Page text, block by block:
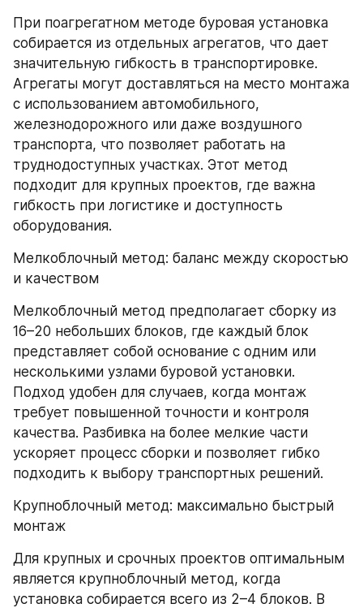
При поагрегатном методе буровая установка
собирается из отдельных агрегатов, что дает
значительную гибкость в транспортировке.
Агрегаты могут доставляться на место монтажа
с использованием автомобильного,
железнодорожного или даже воздушного
транспорта, что позволяет работать на
труднодоступных участках. Этот метод
подходит для крупных проектов, где важна
гибкость при логистике и доступность
оборудования.
Мелкоблочный метод: баланс между скоростью
и качеством
Мелкоблочный метод предполагает сборку из
16–20 небольших блоков, где каждый блок
представляет собой основание с одним или
несколькими узлами буровой установки.
Подход удобен для случаев, когда монтаж
требует повышенной точности и контроля
качества. Разбивка на более мелкие части
ускоряет процесс сборки и позволяет гибко
подходить к выбору транспортных решений.
Крупноблочный метод: максимально быстрый
монтаж
Для крупных и срочных проектов оптимальным
является крупноблочный метод, когда
установка собирается всего из 2–4 блоков. В